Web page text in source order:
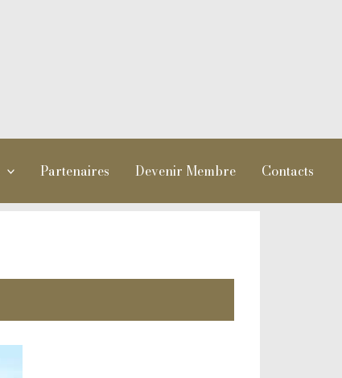
Partenaires Devenir Membre Contacts